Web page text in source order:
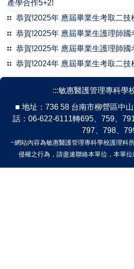
產學合作5+2!
恭賀!2025年 應屆畢業生考取二技
恭賀!2025年 應屆畢業生護理師國
恭賀!2025年 應屆畢業生護理師國
恭賀!2024年 應屆畢業生考取二技
:::敏惠醫護管理專科學
■ 地址：736 58 台南市柳營區中
話：06-622-6111轉695、759、
797、798、
~網站內容為敏惠醫護管理專科學校護理科
侵權之行為，請盡速聯絡本單位，本單